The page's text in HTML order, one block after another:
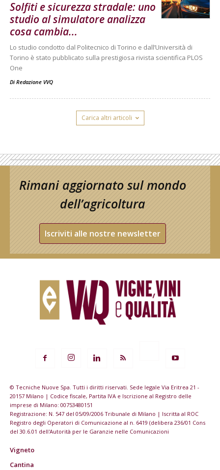
Solfiti e sicurezza stradale: uno
studio al simulatore analizza
cosa cambia...
Lo studio condotto dal Politecnico di Torino e dall’Università di
Torino è stato pubblicato sulla prestigiosa rivista scientifica PLOS
One
Di Redazione VVQ
Carica altri articoli
Rimani aggiornato sul mondo
dell’agricoltura
Iscriviti alle nostre newsletter
© Tecniche Nuove Spa. Tutti i diritti riservati. Sede legale Via Eritrea 21 -
20157 Milano | Codice fiscale, Partita IVA e Iscrizione al Registro delle
imprese di Milano: 00753480151
Registrazione: N. 547 del 05/09/2006 Tribunale di Milano | Iscritta al ROC
Registro degli Operatori di Comunicazione al n. 6419 (delibera 236/01 Cons
del 30.6.01 dell'Autorità per le Garanzie nelle Comunicazioni
Vigneto
Cantina